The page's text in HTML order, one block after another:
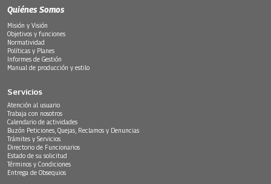
Quiénes Somos
Misión y Visión
Objetivos y funciones
Normatividad
Políticas y Planes
Informes de Gestión
Manual de producción y estilo
Servicios
Atención al usuario
Trabaja con nosotros
Calendario de actividades
Buzón Peticiones, Quejas, Reclamos y Denuncias
Trámites y Servicios
Directorio de Funcionarios
Estado de su solicitud
Términos y Condiciones
Entrega de Obsequios